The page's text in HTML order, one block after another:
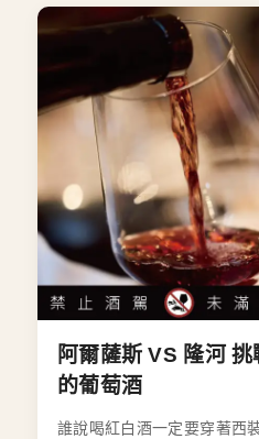
阿爾薩斯 VS 隆河
的葡萄酒
誰說喝紅白酒一定要穿著西